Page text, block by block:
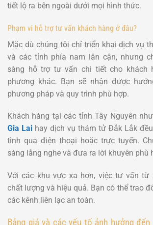
tiết lộ ra bên ngoài dưới mọi hình thức.
Phạm vi hỗ trợ tư vấn khách hàng ở đâu?
Mặc dù chúng tôi chỉ triển khai dịch vụ
và các tỉnh phía nam lân cận, nhưng
sàng hỗ trợ tư vấn chi tiết cho khách
phương khác. Bạn sẽ nhận được
phương pháp và quy trình phù hợp.
Khách hàng tại các tỉnh Tây Nguyên như
Gia Lai hay dịch vụ thám tử Đắk Lắk
tình qua điện thoại hoặc trực tuyến.
sàng lắng nghe và đưa ra lời khuyên phù
Với các khu vực xa hơn, việc tư vấn từ
chất lượng và hiệu quả. Bạn có thể trao
các kênh liên lạc an toàn.
Bảng giá và các yếu tố ảnh hưởng